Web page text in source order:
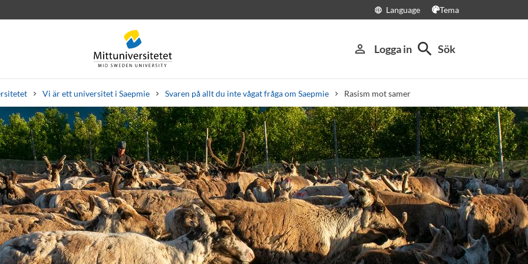
language Language Tema
person_outline Logga in search Sök
Vi är ett universitet i Saepmie Svaren på allt du inte vågat fråga om Saepmie Rasism mot samer
PersonalLediga jobb